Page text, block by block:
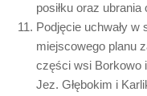
posiłku oraz
Podjęcie uchwały
miejscowego planu
części wsi Borkowo
Jez. Głębokim i